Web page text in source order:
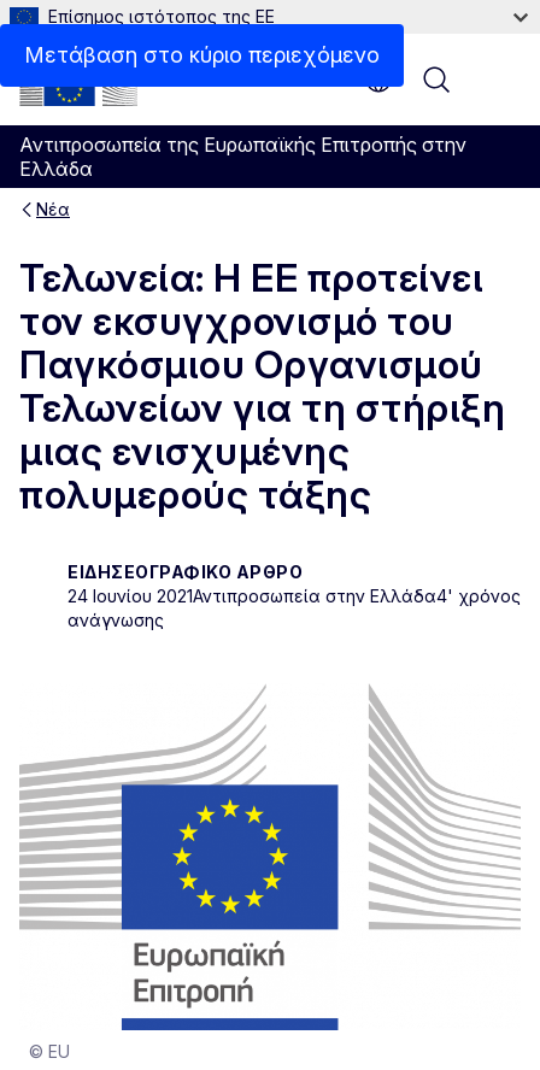
Μετάβαση στο κύριο περιεχόμενο
Επίσημος ιστότοπος της ΕΕ
Αντιπροσωπεία της Ευρωπαϊκής Επιτροπής στην
Ελλάδα
Menu
Νέα
Τελωνεία: Η ΕΕ προτείνει
τον εκσυγχρονισμό του
Παγκόσμιου Οργανισμού
Τελωνείων για τη στήριξη
μιας ενισχυμένης
πολυμερούς τάξης
ΕΙΔΗΣΕΟΓΡΑΦΙΚΌ ΆΡΘΡΟ
24 Ιουνίου 2021Αντιπροσωπεία στην Ελλάδα4' χρόνος
ανάγνωσης
© EU